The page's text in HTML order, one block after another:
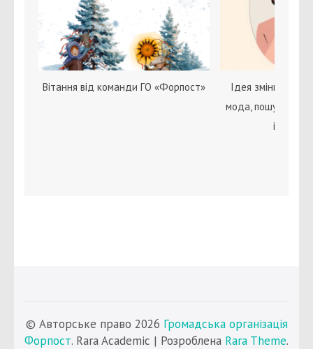
Вітання від команди ГО «Форпост»
Ідея зміни статі
мода, пошук себе
© Авторське право 2026 Громадська організація
Форпост. Rara Academic | Розроблена Rara Theme.